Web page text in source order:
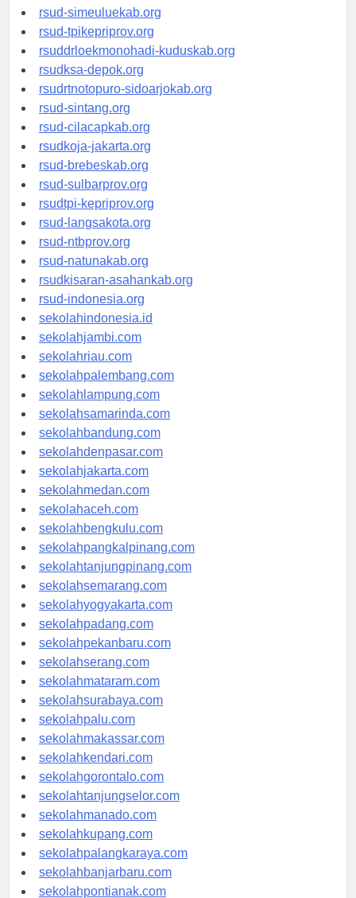
rsud-tanjungpinangkota.org
rsud-simeuluekab.org
rsud-tpikepriprov.org
rsuddrloekmonohadi-kuduskab.org
rsudksa-depok.org
rsudrtnotopuro-sidoarjokab.org
rsud-sintang.org
rsud-cilacapkab.org
rsudkoja-jakarta.org
rsud-brebeskab.org
rsud-sulbarprov.org
rsudtpi-kepriprov.org
rsud-langsakota.org
rsud-ntbprov.org
rsud-natunakab.org
rsudkisaran-asahankab.org
rsud-indonesia.org
sekolahindonesia.id
sekolahjambi.com
sekolahriau.com
sekolahpalembang.com
sekolahlampung.com
sekolahsamarinda.com
sekolahbandung.com
sekolahdenpasar.com
sekolahjakarta.com
sekolahmedan.com
sekolahaceh.com
sekolahbengkulu.com
sekolahpangkalpinang.com
sekolahtanjungpinang.com
sekolahsemarang.com
sekolahyogyakarta.com
sekolahpadang.com
sekolahpekanbaru.com
sekolahserang.com
sekolahmataram.com
sekolahsurabaya.com
sekolahpalu.com
sekolahmakassar.com
sekolahkendari.com
sekolahgorontalo.com
sekolahtanjungselor.com
sekolahmanado.com
sekolahkupang.com
sekolahpalangkaraya.com
sekolahbanjarbaru.com